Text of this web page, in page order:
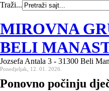
Traži...
MIROVNA
BELI
Jozsefa Antala 3 - 31300 Beli
Ponedjeljak, 12. 01. 2026.
Ponovno počinju